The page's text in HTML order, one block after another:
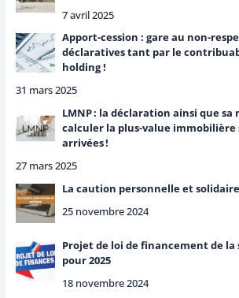
7 avril 2025
Apport-cession : gare au non-
déclaratives tant par le
holding !
31 mars 2025
LMNP : la déclaration ainsi que sa
calculer la plus-value immobilière
arrivées !
27 mars 2025
La caution personnelle et solidaire
25 novembre 2024
Projet de loi de financement de la
pour 2025
18 novembre 2024